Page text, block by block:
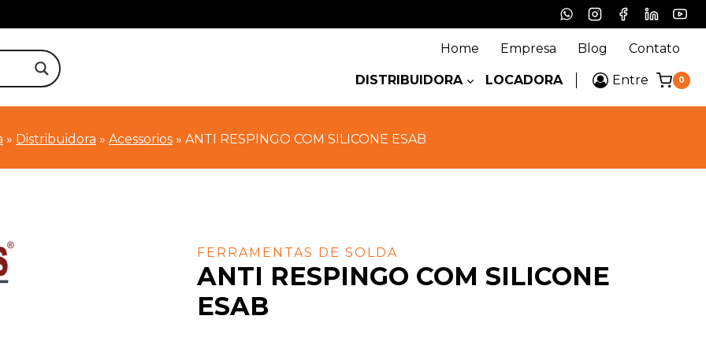
Home Empresa Blog Contato
DISTRIBUIDORA LOCADORA Entre 0
» Distribuidora » Acessorios » ANTI RESPINGO COM SILICONE ESAB
FERRAMENTAS DE SOLDA
ANTI RESPINGO COM SILICONE
ESAB